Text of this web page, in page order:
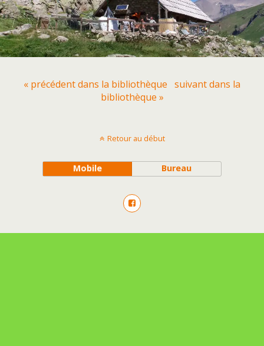
« précédent dans la bibliothèque suivant dans la
bibliothèque »
Retour au début
Mobile Bureau